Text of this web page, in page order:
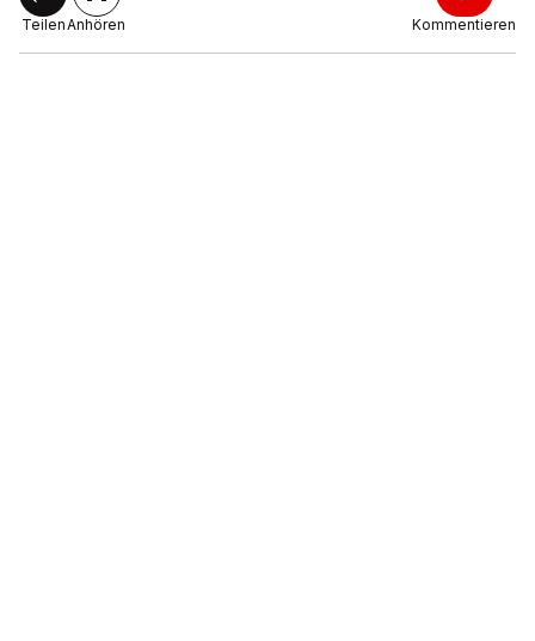
TeilenAnhören Kommentieren